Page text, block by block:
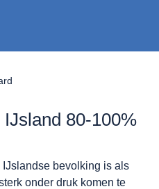
80-100%
bevolking is als
onder druk komen te